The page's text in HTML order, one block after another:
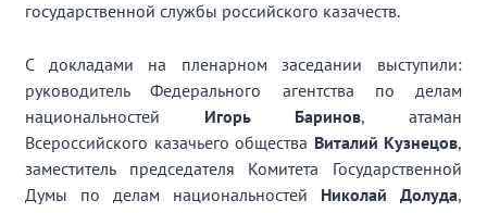
государственной службы российского казачеств.
С докладами на пленарном заседании выступили:
руководитель Федерального агентства по делам
национальностей Игорь Баринов, атаман
Всероссийского казачьего общества Виталий Кузнецов,
заместитель председателя Комитета Государственной
Думы по делам национальностей Николай Долуда,